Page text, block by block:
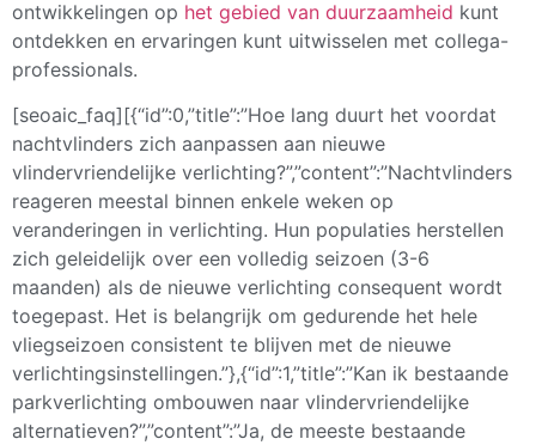
ontwikkelingen op het gebied van duurzaamheid kunt
ontdekken en ervaringen kunt uitwisselen met collega-
professionals.
[seoaic_faq][{“id”:0,”title”:”Hoe lang duurt het voordat
nachtvlinders zich aanpassen aan nieuwe
vlindervriendelijke verlichting?”,”content”:”Nachtvlinders
reageren meestal binnen enkele weken op
veranderingen in verlichting. Hun populaties herstellen
zich geleidelijk over een volledig seizoen (3-6
maanden) als de nieuwe verlichting consequent wordt
toegepast. Het is belangrijk om gedurende het hele
vliegseizoen consistent te blijven met de nieuwe
verlichtingsinstellingen.”},{“id”:1,”title”:”Kan ik bestaande
parkverlichting ombouwen naar vlindervriendelijke
alternatieven?”,”content”:”Ja, de meeste bestaande